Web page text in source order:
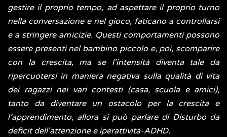
gestire il proprio tempo, ad aspettare il proprio turno
nella conversazione e nel gioco, faticano a controllarsi
e a stringere amicizie. Questi comportamenti possono
essere presenti nel bambino piccolo e, poi, scomparire
con la crescita, ma se l'intensità diventa tale da
ripercuotersi in maniera negativa sulla qualità di vita
dei ragazzi nei vari contesti (casa, scuola e amici),
tanto da diventare un ostacolo per la crescita e
l’apprendimento, allora si può parlare di Disturbo da
deficit dell'attenzione e iperattività-ADHD.